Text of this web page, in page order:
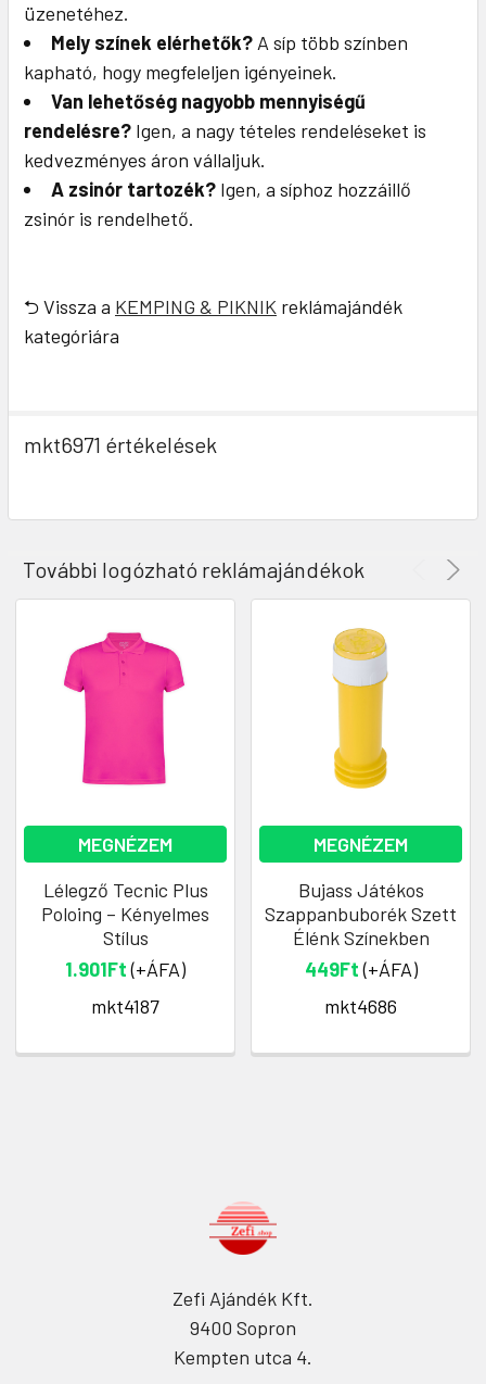
üzenetéhez.
Mely színek elérhetők?A síp több színben
kapható, hogy megfeleljen igényeinek.
Van lehetőség nagyobb mennyiségű
rendelésre? Igen, a nagy tételes rendeléseket is
kedvezményes áron vállaljuk.
A zsinór tartozék? Igen, a síphoz hozzáillő
zsinór is rendelhető.
⮌ Vissza a KEMPING & PIKNIK reklámajándék
kategóriára
mkt6971 értékelések
További logózható reklámajándékok
MEGNÉZEM
Lélegző Tecnic Plus
Poloing – Kényelmes
Stílus
1.901Ft(+ÁFA)
mkt4187
MEGNÉZEM
Bujass Játékos
Szappanbuborék Szett
Élénk Színekben
449Ft(+ÁFA)
mkt4686
Zefi Ajándék Kft.
9400 Sopron
Kempten utca 4.